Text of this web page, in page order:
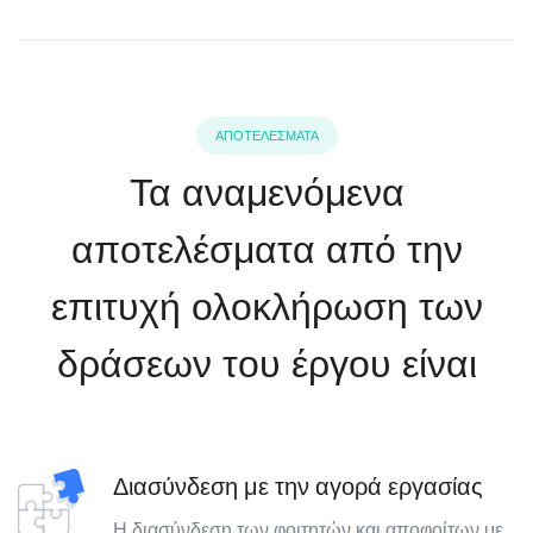
ΑΠΟΤΕΛΕΣΜΑΤΑ
Τα αναμενόμενα
αποτελέσματα από την
επιτυχή ολοκλήρωση των
δράσεων του έργου είναι
Διασύνδεση με την αγορά εργασίας